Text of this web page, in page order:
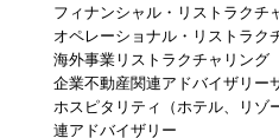
フィナンシャル・リストラクチ
オペレーショナル・リストラク
海外事業リストラクチャリング
企業不動産関連アドバイザリー
ホスピタリティ（ホテル、リゾ
連アドバイザリー